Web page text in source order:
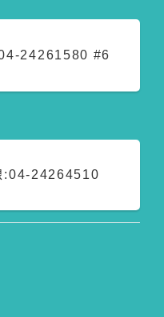
24261580 #6
:04-24264510